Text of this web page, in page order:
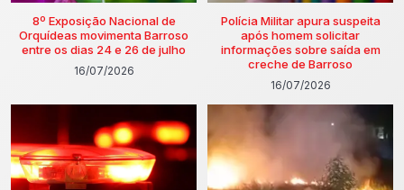
8º Exposição Nacional de
Orquídeas movimenta Barroso
entre os dias 24 e 26 de julho
16/07/2026
Polícia Militar apura suspeita
após homem solicitar
informações sobre saída em
creche de Barroso
16/07/2026